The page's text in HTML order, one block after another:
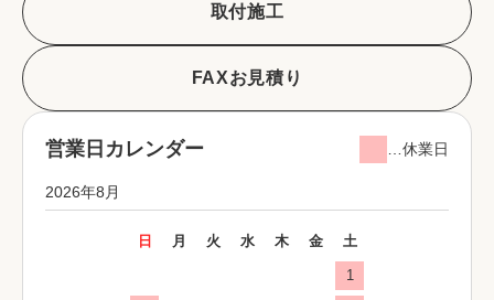
取付施工
FAXお見積り
営業日カレンダー …休業日
2026年8月
日 月 火 水 木 金 土
1